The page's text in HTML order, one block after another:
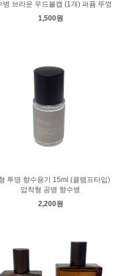
병 브라운 우드볼캡 (1개) 퍼퓸 뚜껑
1,500원
투명 향수용기 15ml (클램프타입)
압착형 공병 향수병
2,200원